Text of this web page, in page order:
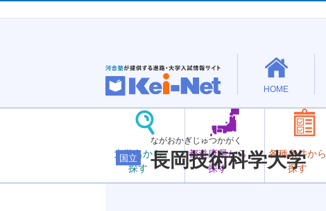
HOME
大学名から
探す
都道府県から
探す
各種条件から
探す
国立
ながおかぎじゅつかがく
長岡技術科学大学